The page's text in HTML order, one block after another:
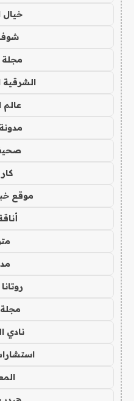
خيال
مجلة
الشرقية
عالم
موقع
مجلة
نادي